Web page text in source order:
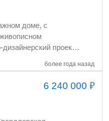
более года назад
есть
6 240 000₽